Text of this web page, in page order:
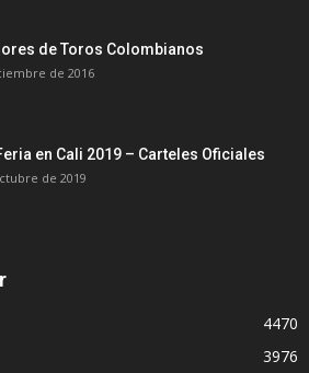
de Toros Colombianos
de 2016
en Cali 2019 – Carteles Oficiales
de 2019
4470
3976